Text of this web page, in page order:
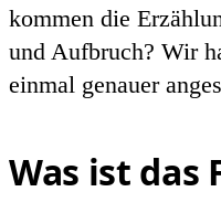
kommen die
und Aufbruch? Wir
einmal genauer
Was ist das